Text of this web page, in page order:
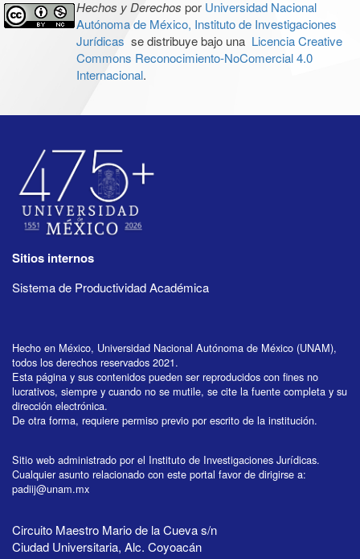
Hechos y Derechos por Universidad Nacional
Autónoma de México, Instituto de Investigaciones
Jurídicas se distribuye bajo una Licencia Creative
Commons Reconocimiento-NoComercial 4.0
Internacional.
Sitios internos
Sistema de Productividad Académica
Hecho en México, Universidad Nacional Autónoma de México (UNAM),
todos los derechos reservados 2021.
Esta página y sus contenidos pueden ser reproducidos con fines no
lucrativos, siempre y cuando no se mutile, se cite la fuente completa y su
dirección electrónica.
De otra forma, requiere permiso previo por escrito de la institución.
Sitio web administrado por el Instituto de Investigaciones Jurídicas.
Cualquier asunto relacionado con este portal favor de dirigirse a:
padiij@unam.mx
Circuito Maestro Mario de la Cueva s/n
Ciudad Universitaria, Alc. Coyoacán